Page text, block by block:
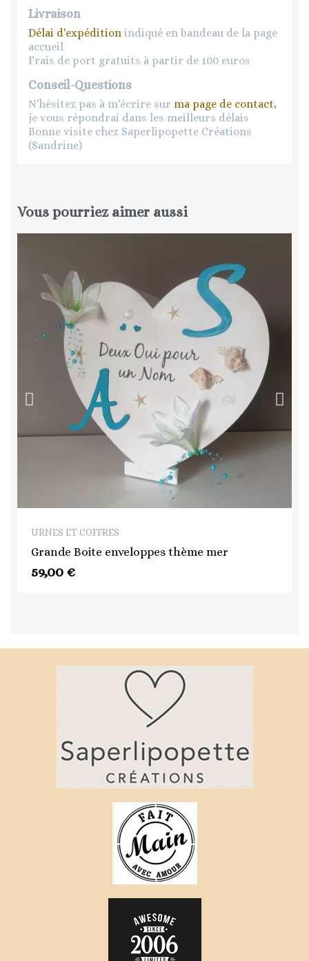
Livraison
Délai d'expédition indiqué en bandeau de la page
accueil
Frais de port gratuits à partir de 100 euros
Conseil-Questions
N'hésitez pas à m'écrire sur ma page de contact,
je vous répondrai dans les meilleurs délais
Bonne visite chez Saperlipopette Créations
(Sandrine)
Vous pourriez aimer aussi
URNES ET COFFRES
Grande Boite enveloppes thème mer
59,00 €